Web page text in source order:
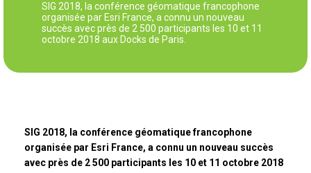
SIG 2018, la conférence géomatique francophone
organisée par Esri France, a connu un nouveau
succès avec près de 2 500 participants les 10 et 11
octobre 2018 aux Docks de Paris.
SIG 2018, la conférence géomatique francophone
organisée par Esri France, a connu un nouveau succès
avec près de 2 500 participants les 10 et 11 octobre 2018